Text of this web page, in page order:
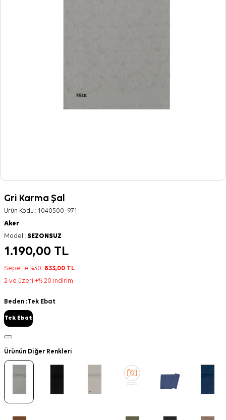
Gri Karma Şal
Ürün Kodu : 1040500_971
Aker
Model : SEZONSUZ
1.190,00 TL
Sepette %30 833,00 TL
2 ve üzeri +% 20 indirim
Beden :Tek Ebat
Tek Ebat
Ürünün Diğer Renkleri